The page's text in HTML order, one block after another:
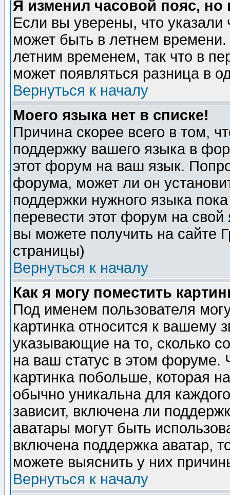
Я изменил часовой пояс,
Если вы уверены, что указали
может быть в летнем
летним временем, так что в
может появляться разница в
Вернуться к началу
Моего языка нет в списке!
Причина скорее всего в том,
поддержку вашего языка в
этот форум на ваш язык.
форума, может ли он
поддержки нужного языка
перевести этот форум на
вы можете получить на сайте
страницы)
Вернуться к началу
Как я могу поместить
Под именем пользователя
картинка относится к вашему
указывающие на то, сколько
на ваш статус в этом форуме.
картинка побольше, которая
обычно уникальна для
зависит, включена ли
аватары могут быть
включена поддержка аватар,
можете выяснить у них
Вернуться к началу